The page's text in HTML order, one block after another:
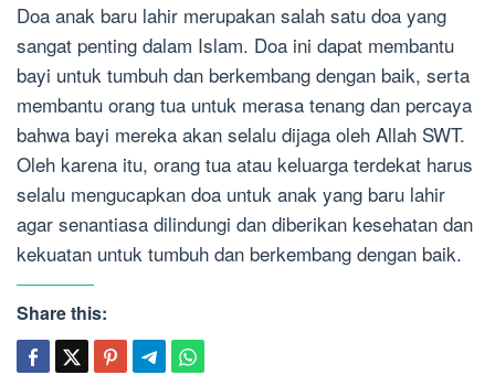
Doa anak baru lahir merupakan salah satu doa yang
sangat penting dalam Islam. Doa ini dapat membantu
bayi untuk tumbuh dan berkembang dengan baik, serta
membantu orang tua untuk merasa tenang dan percaya
bahwa bayi mereka akan selalu dijaga oleh Allah SWT.
Oleh karena itu, orang tua atau keluarga terdekat harus
selalu mengucapkan doa untuk anak yang baru lahir
agar senantiasa dilindungi dan diberikan kesehatan dan
kekuatan untuk tumbuh dan berkembang dengan baik.
Share this: